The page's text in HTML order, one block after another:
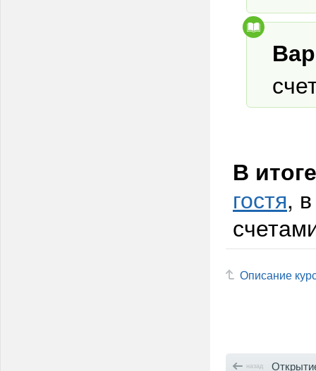
В итоге
гостя,
Описание
назад Открытие